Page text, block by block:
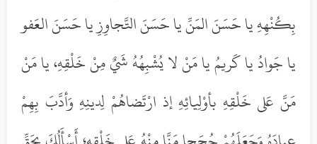
بِكُنْهِهِ يا حَسَنَ المَنِّ يا حَسَنَ التَّجاوِزِ يا حَسَنَ العَفو
يا جَوادُ يا كَريمُ يا مَنْ لا يُشْبِهُهُ شَيٌ مِنْ خَلْقِهِ، يا مَنْ
مَنَّ عَلى خَلْقِهِ بأوْلِيائِهِ إذ ارْتَضاهُمْ لِدينِهِ وَأدَّبَ بِهِمْ